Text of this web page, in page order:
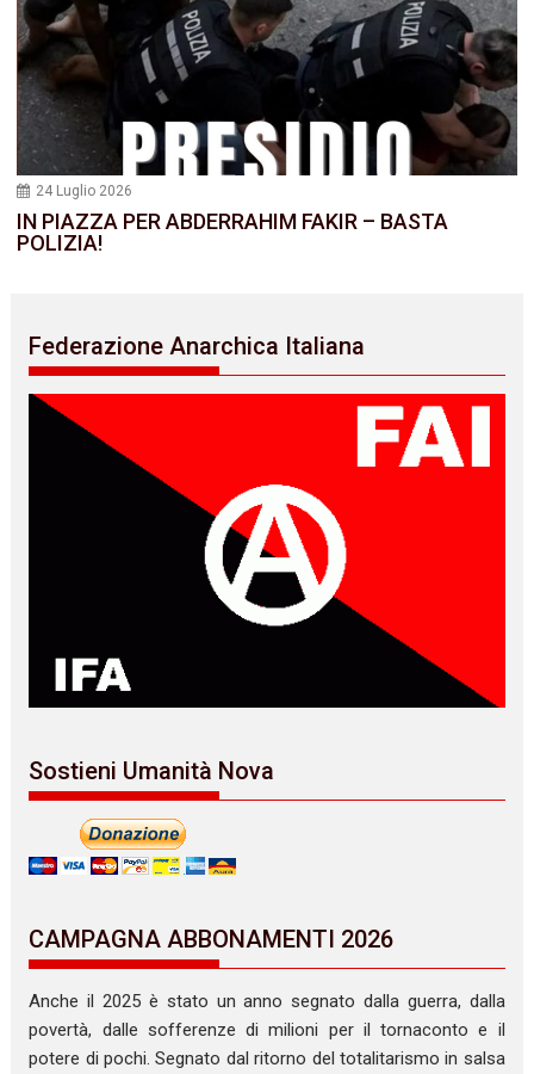
24 Luglio 2026
IN PIAZZA PER ABDERRAHIM FAKIR – BASTA
POLIZIA!
Federazione Anarchica Italiana
Sostieni Umanità Nova
CAMPAGNA ABBONAMENTI 2026
Anche il 2025 è stato un anno segnato dalla guerra, dalla
povertà, dalle sofferenze di milioni per il tornaconto e il
potere di pochi. Segnato dal ritorno del totalitarismo in salsa